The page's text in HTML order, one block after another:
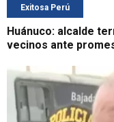
Exitosa Perú
Huánuco: alcalde
vecinos ante